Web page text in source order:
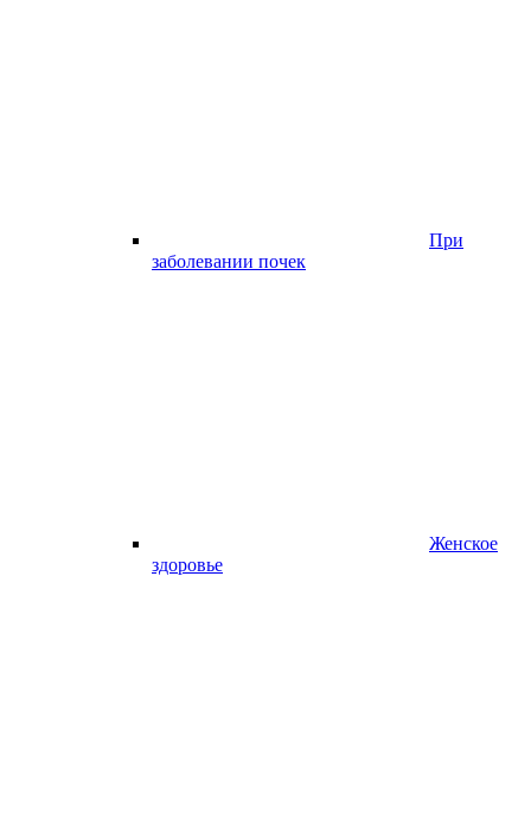
При
заболевании почек
Женское
здоровье